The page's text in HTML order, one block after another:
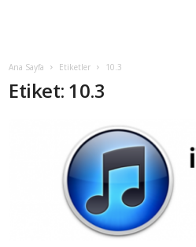
Ana Sayfa Etiketler 10.3
Etiket: 10.3